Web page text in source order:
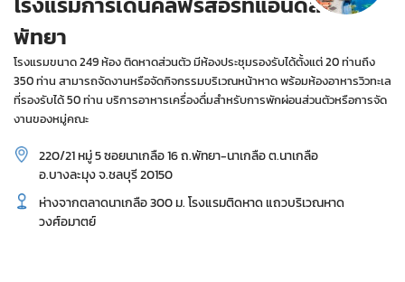
พัทยา
โรงแรมขนาด 249 ห้อง ติดหาดส่วนตัว มีห้องประชุมรองรับได้ตั้งแต่ 20 ท่านถึง
350 ท่าน สามารถจัดงานหรือจัดกิจกรรมบริเวณหน้าหาด พร้อมห้องอาหารวิวทะเล
ที่รองรับได้ 50 ท่าน บริการอาหารเครื่องดื่มสำหรับการพักผ่อนส่วนตัวหรือการจัด
งานของหมู่คณะ
220/21 หมู่ 5 ซอยนาเกลือ 16 ถ.พัทยา-นาเกลือ ต.นาเกลือ
อ.บางละมุง จ.ชลบุรี 20150
ห่างจากตลาดนาเกลือ 300 ม. โรงแรมติดหาด แถวบริเวณหาด
วงศ์อมาตย์